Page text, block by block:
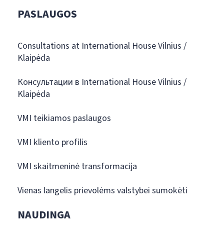
PASLAUGOS
Consultations at International House Vilnius /
Klaipėda
Консультации в International House Vilnius /
Klaipėda
VMI teikiamos paslaugos
VMI kliento profilis
VMI skaitmeninė transformacija
Vienas langelis prievolėms valstybei sumokėti
NAUDINGA